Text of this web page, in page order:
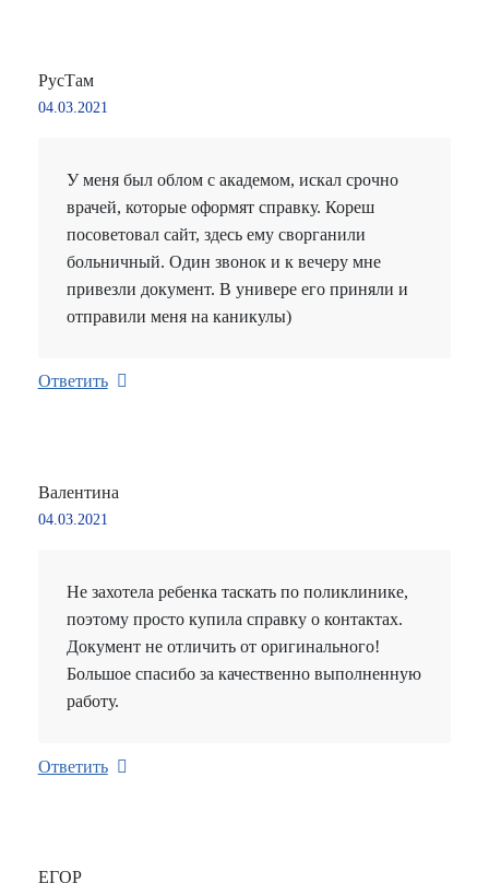
РусТам
04.03.2021
У меня был облом с академом, искал срочно
врачей, которые оформят справку. Кореш
посоветовал сайт, здесь ему сворганили
больничный. Один звонок и к вечеру мне
привезли документ. В универе его приняли и
отправили меня на каникулы)
Ответить
Валентина
04.03.2021
Не захотела ребенка таскать по поликлинике,
поэтому просто купила справку о контактах.
Документ не отличить от оригинального!
Большое спасибо за качественно выполненную
работу.
Ответить
ЕГОР